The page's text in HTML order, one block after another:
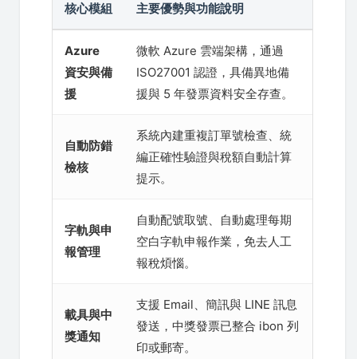
核心模組 主要優勢與功能說明
Azure
資安與備
援
微軟 Azure 雲端架構，通過
ISO27001 認證，具備異地備
援與 5 年發票資料安全存查。
自動防錯
檢核
系統內建重複訂單號檢查、統
編正確性驗證與稅額自動計算
提示。
字軌與申
報管理
自動配號取號、自動處理每期
空白字軌申報作業，免去人工
報稅煩惱。
載具與中
獎通知
支援 Email、簡訊與 LINE 訊息
發送，中獎發票已整合 ibon 列
印或郵寄。